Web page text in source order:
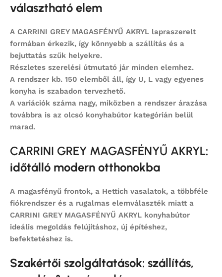
választható elem
A CARRINI GREY MAGASFÉNYŰ AKRYL lapraszerelt
formában érkezik, így könnyebb a szállítás és a
bejuttatás szűk helyekre.
Részletes szerelési útmutató jár minden elemhez.
A rendszer kb. 150 elemből áll, így U, L vagy egyenes
konyha is szabadon tervezhető.
A variációk száma nagy, miközben a rendszer árazása
továbbra is az olcsó konyhabútor kategórián belül
marad.
CARRINI GREY MAGASFÉNYŰ AKRYL:
időtálló modern otthonokba
A magasfényű frontok, a Hettich vasalatok, a többféle
fiókrendszer és a rugalmas elemválaszték miatt a
CARRINI GREY MAGASFÉNYŰ AKRYL konyhabútor
ideális megoldás felújításhoz, új építéshez,
befektetéshez is.
Szakértői szolgáltatások: szállítás,